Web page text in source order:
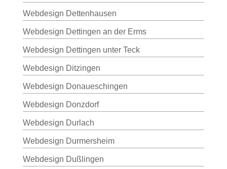
Webdesign Dettenhausen
Webdesign Dettingen an der Erms
Webdesign Dettingen unter Teck
Webdesign Ditzingen
Webdesign Donaueschingen
Webdesign Donzdorf
Webdesign Durlach
Webdesign Durmersheim
Webdesign Dußlingen